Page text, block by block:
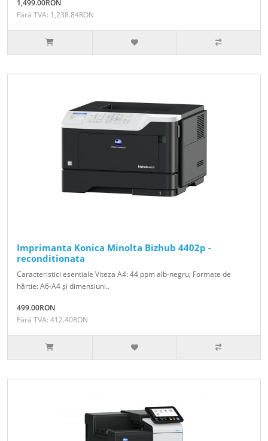
1,499.00RON
Fără TVA: 1,238.84RON
Imprimanta Konica Minolta Bizhub 4402p -
reconditionata
Caracteristici esentiale Viteza A4: 44 ppm alb-negru; Formate de
hârtie: A6-A4 și dimensiuni..
499.00RON
Fără TVA: 412.40RON